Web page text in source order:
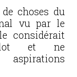
choses du
vu par le
considérait
et ne